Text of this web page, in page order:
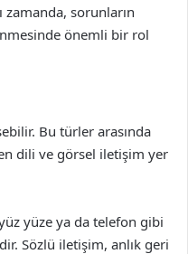
zamanda, sorunların
önemli bir rol
Bu türler arasında
dili ve görsel iletişim yer
yüze ya da telefon gibi
Sözlü iletişim, anlık geri